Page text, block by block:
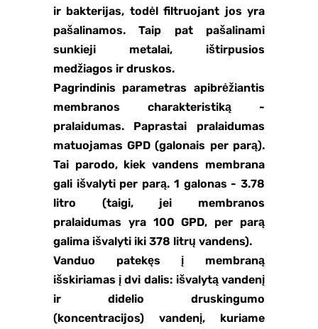
ir bakterijas, todėl filtruojant jos yra
pašalinamos. Taip pat pašalinami
sunkieji metalai, ištirpusios
medžiagos ir druskos.
Pagrindinis parametras apibrėžiantis
membranos charakteristiką -
pralaidumas. Paprastai pralaidumas
matuojamas GPD (galonais per parą).
Tai parodo, kiek vandens membrana
gali išvalyti per parą. 1 galonas - 3.78
litro (taigi, jei membranos
pralaidumas yra 100 GPD, per parą
galima išvalyti iki 378 litrų vandens).
Vanduo patekęs į membraną
išskiriamas į dvi dalis: išvalytą vandenį
ir didelio druskingumo
(koncentracijos) vandenį, kuriame